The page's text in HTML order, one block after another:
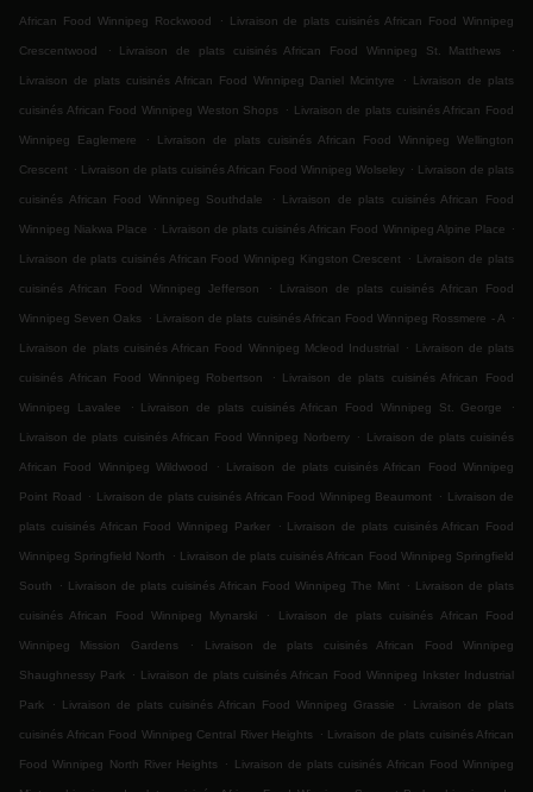
African Food Winnipeg Rockwood . Livraison de plats cuisinés African Food Winnipeg
Crescentwood . Livraison de plats cuisinés African Food Winnipeg St. Matthews .
Livraison de plats cuisinés African Food Winnipeg Daniel Mcintyre . Livraison de plats
cuisinés African Food Winnipeg Weston Shops . Livraison de plats cuisinés African Food
Winnipeg Eaglemere . Livraison de plats cuisinés African Food Winnipeg Wellington
Crescent . Livraison de plats cuisinés African Food Winnipeg Wolseley . Livraison de plats
cuisinés African Food Winnipeg Southdale . Livraison de plats cuisinés African Food
Winnipeg Niakwa Place . Livraison de plats cuisinés African Food Winnipeg Alpine Place .
Livraison de plats cuisinés African Food Winnipeg Kingston Crescent . Livraison de plats
cuisinés African Food Winnipeg Jefferson . Livraison de plats cuisinés African Food
Winnipeg Seven Oaks . Livraison de plats cuisinés African Food Winnipeg Rossmere - A .
Livraison de plats cuisinés African Food Winnipeg Mcleod Industrial . Livraison de plats
cuisinés African Food Winnipeg Robertson . Livraison de plats cuisinés African Food
Winnipeg Lavalee . Livraison de plats cuisinés African Food Winnipeg St. George .
Livraison de plats cuisinés African Food Winnipeg Norberry . Livraison de plats cuisinés
African Food Winnipeg Wildwood . Livraison de plats cuisinés African Food Winnipeg
Point Road . Livraison de plats cuisinés African Food Winnipeg Beaumont . Livraison de
plats cuisinés African Food Winnipeg Parker . Livraison de plats cuisinés African Food
Winnipeg Springfield North . Livraison de plats cuisinés African Food Winnipeg Springfield
South . Livraison de plats cuisinés African Food Winnipeg The Mint . Livraison de plats
cuisinés African Food Winnipeg Mynarski . Livraison de plats cuisinés African Food
Winnipeg Mission Gardens . Livraison de plats cuisinés African Food Winnipeg
Shaughnessy Park . Livraison de plats cuisinés African Food Winnipeg Inkster Industrial
Park . Livraison de plats cuisinés African Food Winnipeg Grassie . Livraison de plats
cuisinés African Food Winnipeg Central River Heights . Livraison de plats cuisinés African
Food Winnipeg North River Heights . Livraison de plats cuisinés African Food Winnipeg